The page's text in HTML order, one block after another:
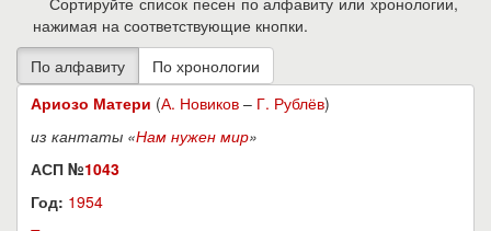
нажимая на соответствующие кнопки.
Ариозо Матери (А. Новиков – Г. Рублёв)
из кантаты «Нам нужен мир»
АСП №1043
Год: 1954